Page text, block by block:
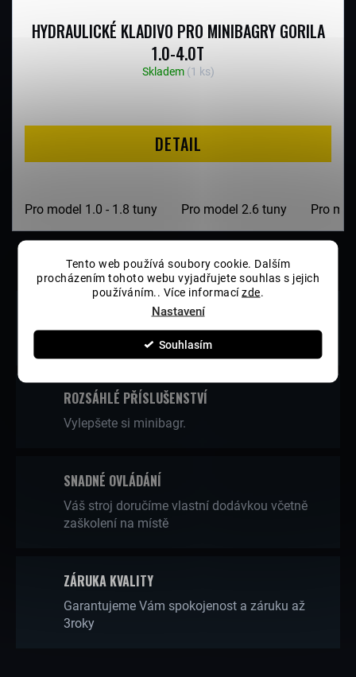
Tento web používá soubory cookie. Dalším
procházením tohoto webu vyjadřujete souhlas s jejich
používáním.. Více informacízde.
Nastavení
Souhlasím
Ů
HYDRAULICKÉ KLADIVO PRO MINIBAGRY GORILA
1.0-4.0T
Skladem (1 ks)
DETAIL
Pro model 1.0 - 1.8 tuny Pro model 2.6 tuny Pro
O
V
L
Á
D
A
C
R
V
1položek celkem
MIMOOSÉ KOPÁNÍ
Rozšířené možnosti a usnadnění práce.
ROZSÁHLÉ PŘÍSLUŠENSTVÍ
Vylepšete si minibagr.
SNADNÉ OVLÁDÁNÍ
Váš stroj doručíme vlastní dodávkou včetně
zaškolení na místě
ZÁRUKA KVALITY
Garantujeme Vám spokojenost a záruku až
3roky